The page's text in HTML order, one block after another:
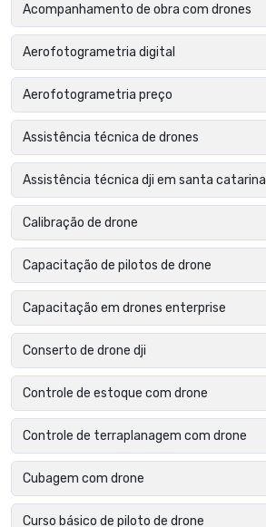
Acompanhamento de obra com drones
Aerofotogrametria digital
Aerofotogrametria preço
Assistência técnica de drones
Assistência técnica dji em santa catarina
Calibração de drone
Capacitação de pilotos de drone
Capacitação em drones enterprise
Conserto de drone dji
Controle de estoque com drone
Controle de terraplanagem com drone
Cubagem com drone
Curso básico de piloto de drone